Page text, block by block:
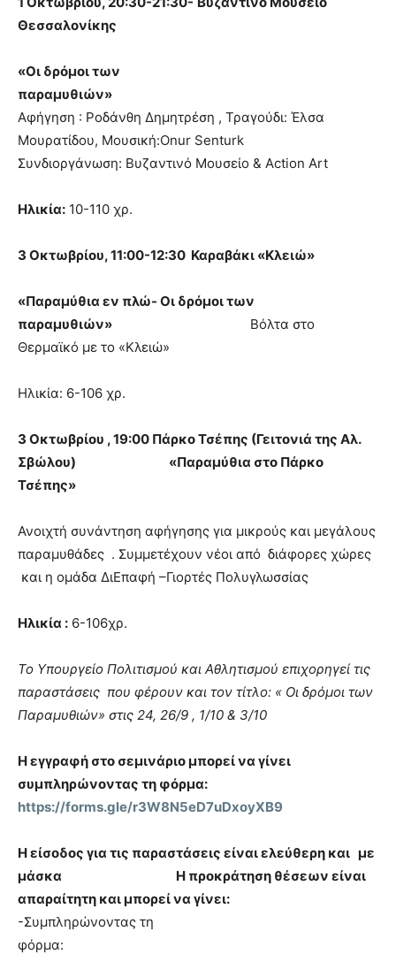
Θεσσαλονίκης
«Οι δρόμοι των
παραμυθιών»
Αφήγηση : Ροδάνθη Δημητρέση , Τραγούδι: Έλσα
Μουρατίδου, Μουσική:Onur Senturk
Συνδιοργάνωση: Βυζαντινό Μουσείο & Action Art
Ηλικία: 10-110 χρ.
3 Οκτωβρίου, 11:00-12:30 Καραβάκι «Κλειώ»
«Παραμύθια εν πλώ- Οι δρόμοι των
παραμυθιών» Βόλτα στο
Θερμαϊκό με το «Κλειώ»
Ηλικία: 6-106 χρ.
3 Οκτωβρίου , 19:00 Πάρκο Τσέπης (Γειτονιά της Αλ.
Σβώλου) «Παραμύθια στο Πάρκο
Τσέπης»
Ανοιχτή συνάντηση αφήγησης για μικρούς και μεγάλους
παραμυθάδες . Συμμετέχουν νέοι από διάφορες χώρες
και η ομάδα ΔιΕπαφή –Γιορτές Πολυγλωσσίας
Ηλικία : 6-106χρ.
Το Υπουργείο Πολιτισμού και Αθλητισμού επιχορηγεί τις
παραστάσεις που φέρουν και τον τίτλο: « Οι δρόμοι των
Παραμυθιών» στις 24, 26/9 , 1/10 & 3/10
Η εγγραφή στο σεμινάριο μπορεί να γίνει
συμπληρώνοντας τη φόρμα:
https://forms.gle/r3W8N5eD7uDxoyXB9
Η είσοδος για τις παραστάσεις είναι ελεύθερη και με
μάσκα Η προκράτηση θέσεων είναι
απαραίτητη και μπορεί να γίνει:
-Συμπληρώνοντας τη
φόρμα: